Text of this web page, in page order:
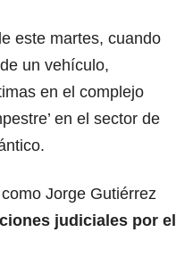
este martes, cuando
un vehículo,
en el complejo
en el sector de
Jorge Gutiérrez
judiciales por el